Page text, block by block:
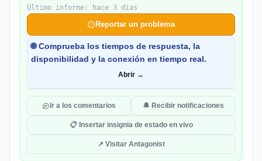
Último informe: hace 3 días
Reportar un problema
🌐 Comprueba los tiempos de respuesta, la
disponibilidad y la conexión en tiempo real.
Abrir →
Ir a los comentarios 🔔 Recibir notificaciones
📋 Insertar insignia de estado en vivo
↗ Visitar Antagonist